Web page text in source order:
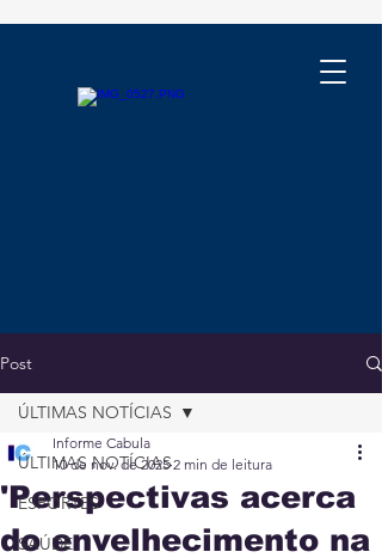
Post
ÚLTIMAS NOTÍCIAS
ESPORTES
SAÚDE
ÚLTIMAS NOTÍCIAS
'Perspectivas acerca
do envelhecimento na
Informe Cabula
10 de nov. de 2025 2 min de leitura